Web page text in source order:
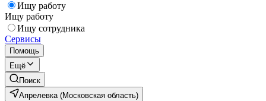
Ищу работу
Ищу работу
Ищу сотрудника
Сервисы
Помощь
Ещё
Поиск
Апрелевка (Московская область)